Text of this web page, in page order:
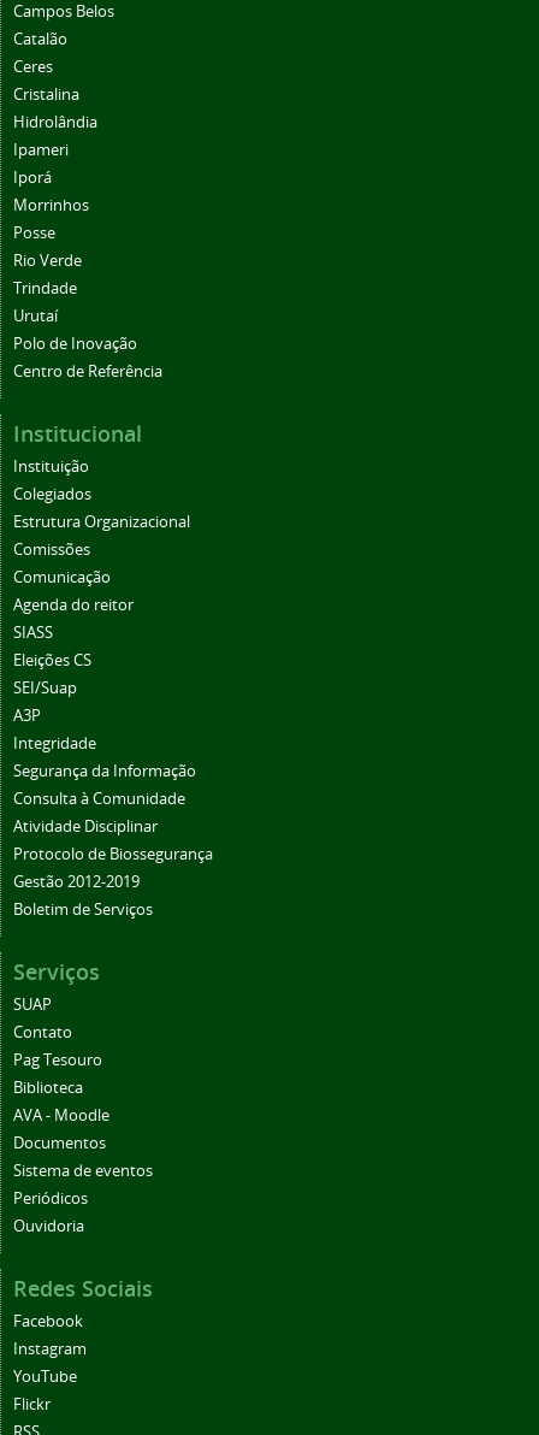
Campos Belos
Catalão
Ceres
Cristalina
Hidrolândia
Ipameri
Iporá
Morrinhos
Posse
Rio Verde
Trindade
Urutaí
Polo de Inovação
Centro de Referência
Institucional
Instituição
Colegiados
Estrutura Organizacional
Comissões
Comunicação
Agenda do reitor
SIASS
Eleições CS
SEI/Suap
A3P
Integridade
Segurança da Informação
Consulta à Comunidade
Atividade Disciplinar
Protocolo de Biossegurança
Gestão 2012-2019
Boletim de Serviços
Serviços
SUAP
Contato
Pag Tesouro
Biblioteca
AVA - Moodle
Documentos
Sistema de eventos
Periódicos
Ouvidoria
Redes Sociais
Facebook
Instagram
YouTube
Flickr